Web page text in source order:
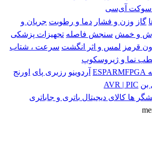
سوکت آی‌سی
گاز وزن و فشار دما و رطوبت جریان و
و خمش سنجش فاصله تجهیزات پزشکی
قرمز لمس و اثر انگشت سرعت ، شتاب
نما و ژیروسکوپ
ESPARMFPGA آردوینو رزبری پای اورنج
بن AVR | PIC
ها کالای دیجیتال باتری و جاباتری